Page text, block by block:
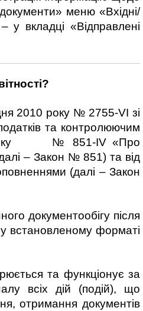
меню «Вхідні/
у вкладці «Відправлені
2010 року № 2755-VI зі
та контролюючим
року № 851-IV «Про
– Закон № 851) та від
(далі – Закон
документообігу після
встановленому форматі
та функціонує за
всіх дій (подій), що
отримання документів